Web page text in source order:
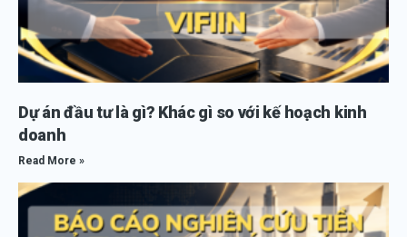
Dự án đầu tư là gì? Khác gì so với kế hoạch kinh
doanh
Read More »